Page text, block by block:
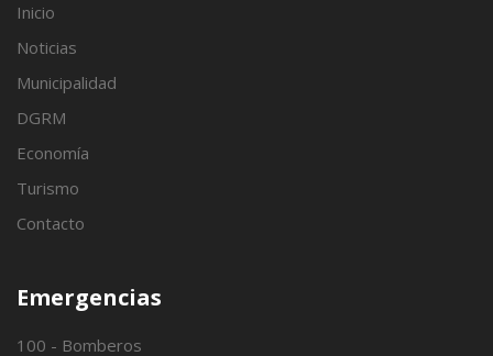
Inicio
Noticias
Municipalidad
DGRM
Economía
Turismo
Contacto
Emergencias
100 - Bomberos